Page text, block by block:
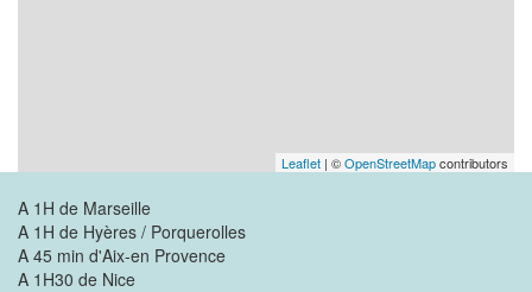
Leaflet | ©OpenStreetMapcontributors
A 1H de Marseille
A 1H de Hyères / Porquerolles
A 45 min d'Aix-en Provence
A 1H30 de Nice